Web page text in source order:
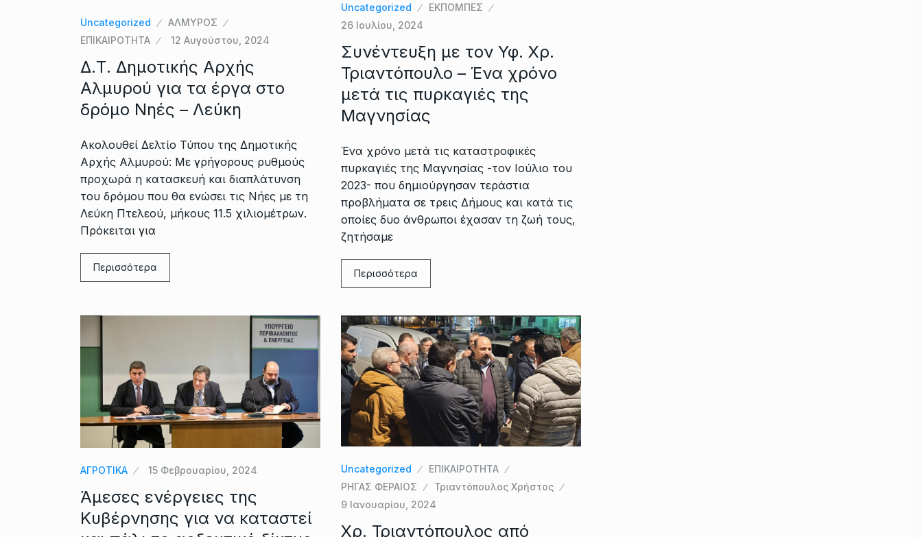
Uncategorized
ΑΛΜΥΡΟΣ
ΕΠΙΚΑΙΡΟΤΗΤΑ
12 Αυγούστου, 2024
Δ.Τ. Δημοτικής Αρχής
Αλμυρού για τα έργα στο
δρόμο Νηές – Λεύκη
Ακολουθεί Δελτίο Τύπου της Δημοτικής
Αρχής Αλμυρού: Με γρήγορους ρυθμούς
προχωρά η κατασκευή και διαπλάτυνση
του δρόμου που θα ενώσει τις Νήες με τη
Λεύκη Πτελεού, μήκους 11.5 χιλιομέτρων.
Πρόκειται για
Περισσότερα
Uncategorized
ΕΚΠΟΜΠΕΣ
26 Ιουλίου, 2024
Συνέντευξη με τον Υφ. Χρ.
Τριαντόπουλο – Ένα χρόνο
μετά τις πυρκαγιές της
Μαγνησίας
Ένα χρόνο μετά τις καταστροφικές
πυρκαγιές της Μαγνησίας -τον Ιούλιο του
2023- που δημιούργησαν τεράστια
προβλήματα σε τρεις Δήμους και κατά τις
οποίες δυο άνθρωποι έχασαν τη ζωή τους,
ζητήσαμε
Περισσότερα
ΑΓΡΟΤΙΚΑ 15 Φεβρουαρίου, 2024
Άμεσες ενέργειες της
Κυβέρνησης για να καταστεί
Uncategorized
ΕΠΙΚΑΙΡΟΤΗΤΑ
ΡΗΓΑΣ ΦΕΡΑΙΟΣ
Τριαντόπουλος Χρήστος
9 Ιανουαρίου, 2024
Χρ. Τριαντόπουλος από